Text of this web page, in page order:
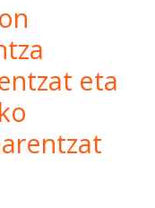
eta